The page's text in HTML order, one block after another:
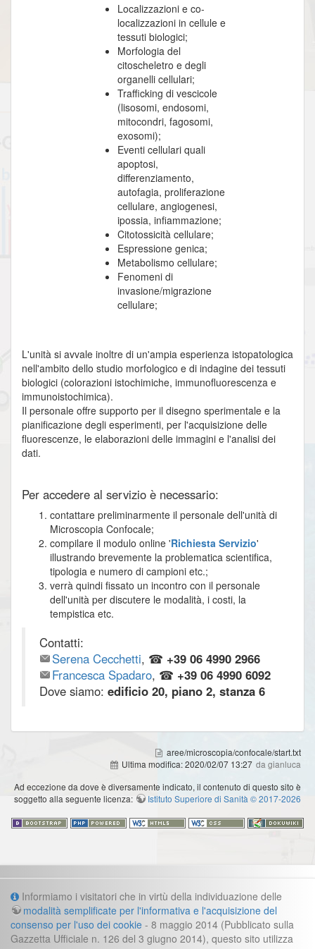
Localizzazioni e co-
localizzazioni in cellule e
tessuti biologici;
Morfologia del
citoscheletro e degli
organelli cellulari;
Trafficking di vescicole
(lisosomi, endosomi,
mitocondri, fagosomi,
exosomi);
Eventi cellulari quali
apoptosi,
differenziamento,
autofagia, proliferazione
cellulare, angiogenesi,
ipossia, infiammazione;
Citotossicità cellulare;
Espressione genica;
Metabolismo cellulare;
Fenomeni di
invasione/migrazione
cellulare;
L'unità si avvale inoltre di un'ampia esperienza istopatologica
nell'ambito dello studio morfologico e di indagine dei tessuti
biologici (colorazioni istochimiche, immunofluorescenza e
immunoistochimica).
Il personale offre supporto per il disegno sperimentale e la
pianificazione degli esperimenti, per l'acquisizione delle
fluorescenze, le elaborazioni delle immagini e l'analisi dei
dati.
Per accedere al servizio è necessario:
contattare preliminarmente il personale dell'unità di
Microscopia Confocale;
compilare il modulo online 'Richiesta Servizio'
illustrando brevemente la problematica scientifica,
tipologia e numero di campioni etc.;
verrà quindi fissato un incontro con il personale
dell'unità per discutere le modalità, i costi, la
tempistica etc.
Contatti:
Serena Cecchetti, ☎ +39 06 4990 2966
Francesca Spadaro, ☎ +39 06 4990 6092
Dove siamo: edificio 20, piano 2, stanza 6
aree/microscopia/confocale/start.txt
Ultima modifica:2020/02/07 13:27 da gianluca
Ad eccezione da dove è diversamente indicato, il contenuto di questo sito è
soggetto alla seguente licenza:
Istituto Superiore di Sanità © 2017-2026
Informazioni
Cookie e informazioni legali
Contatti
Informiamo i visitatori che in virtù della individuazione delle
modalità semplificate per l'informativa e l'acquisizione del
consenso per l'uso dei cookie - 8 maggio 2014 (Pubblicato sulla
Gazzetta Ufficiale n. 126 del 3 giugno 2014), questo sito utilizza